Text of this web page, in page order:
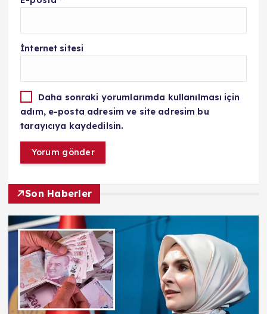
İnternet sitesi
Daha sonraki yorumlarımda kullanılması için
adım, e-posta adresim ve site adresim bu
tarayıcıya kaydedilsin.
Son Haberler